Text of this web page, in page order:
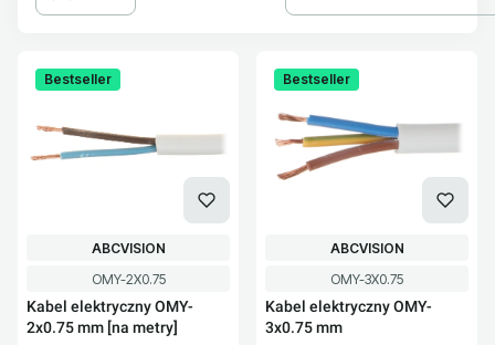
Bestseller
Kod produktu
OMY-2X0.75
Kabel elektryczny OMY-
2x0.75 mm [na metry]
PRODUCENT
ABCVISION
Bestseller
Kod produktu
OMY-3X0.75
Kabel elektryczny OMY-
3x0.75 mm
PRODUCENT
ABCVISION